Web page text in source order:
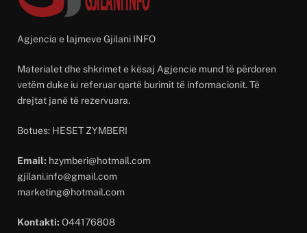
Agjencia e lajmeve Gjilani INFO
Materialet dhe shkrimet e kësaj Agjencie mund të përdoren
vetëm duke iu referuar qartë burimit të informacionit. Të
drejtat janë të rezervuara.
Botues: HESET ZYMBERI
Email: hzymberi@hotmail.com
gjilani.info@gmail.com
marketing@hotmail.com
Kontakti: O44176808